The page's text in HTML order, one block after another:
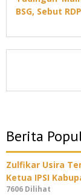
BSG, Sebut
Berita
Zulfikar Usira
Ketua IPSI
7606 Dilihat